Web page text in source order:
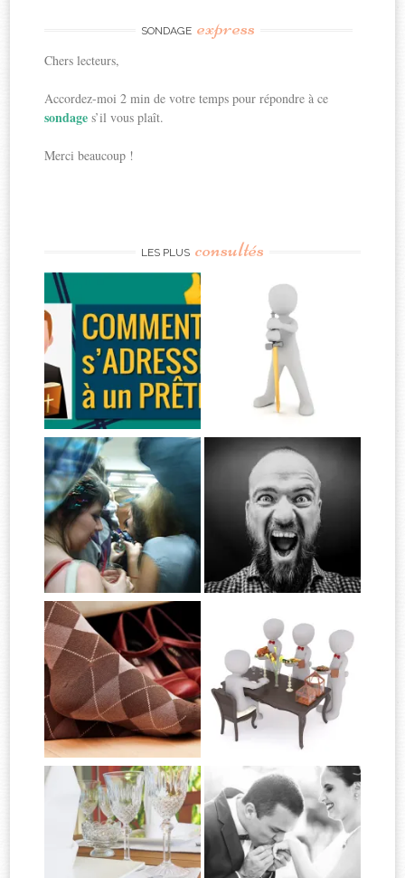
SONDAGE express
Chers lecteurs,
Accordez-moi 2 min de votre temps pour répondre à ce
sondages’il vous plaît.
Merci beaucoup !
LES PLUS consultés